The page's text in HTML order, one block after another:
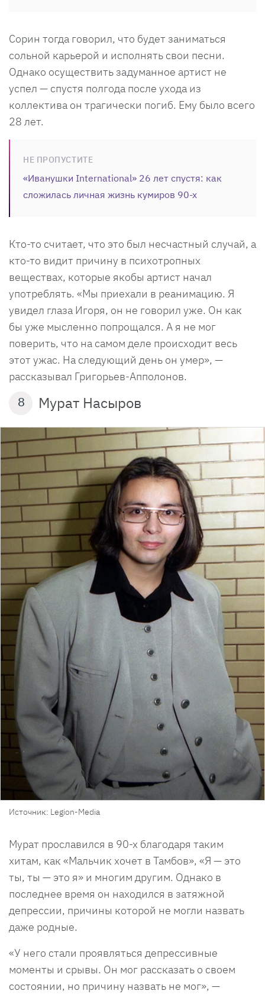
Сорин тогда говорил, что будет заниматься
сольной карьерой и исполнять свои песни.
Однако осуществить задуманное артист не
успел — спустя полгода после ухода из
коллектива он трагически погиб. Ему было всего
28 лет.
НЕ ПРОПУСТИТЕ
«Иванушки International» 26 лет спустя: как
сложилась личная жизнь кумиров 90-х
Кто-то считает, что это был несчастный случай, а
кто-то видит причину в психотропных
веществах, которые якобы артист начал
употреблять. «Мы приехали в реанимацию. Я
увидел глаза Игоря, он не говорил уже. Он как
бы уже мысленно попрощался. А я не мог
поверить, что на самом деле происходит весь
этот ужас. На следующий день он умер», —
рассказывал Григорьев-Апполонов.
8 Мурат Насыров
Источник: Legion-Media
Мурат прославился в 90-х благодаря таким
хитам, как «Мальчик хочет в Тамбов», «Я — это
ты, ты — это я» и многим другим. Однако в
последнее время он находился в затяжной
депрессии, причины которой не могли назвать
даже родные.
«У него стали проявляться депрессивные
моменты и срывы. Он мог рассказать о своем
состоянии, но причину назвать не мог», —